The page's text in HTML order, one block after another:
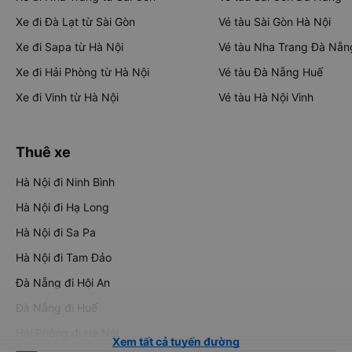
Xe đi Đà Lạt từ Sài Gòn
Xe đi Sapa từ Hà Nội
Xe đi Hải Phòng từ Hà Nội
Xe đi Vinh từ Hà Nội
Vé tàu Sài Gòn Hà Nội
Vé tàu Nha Trang Đà
Vé tàu Đà Nẵng Huế
Vé tàu Hà Nội Vinh
Thuê xe
Hà Nội đi Ninh Bình
Hà Nội đi Hạ Long
Hà Nội đi Sa Pa
Hà Nội đi Tam Đảo
Đà Nẵng đi Hội An
Đà Nẵng đi Huế
Xem tất cả tuyến đường